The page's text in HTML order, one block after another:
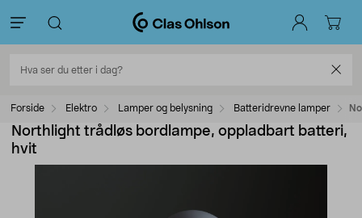
Forside Elektro Lamper og belysning Batteridrevne lamper
Northlight trådløs bordlampe, oppladbart batteri,
hvit